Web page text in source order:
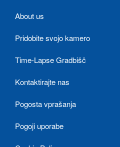
About us
Pridobite svojo kamero
Time-Lapse Gradbišč
Kontaktirajte nas
Pogosta vprašanja
Pogoji uporabe